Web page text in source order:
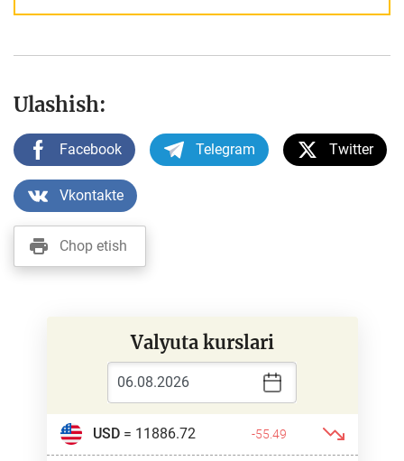
Ulashish:
Facebook Telegram Twitter
Vkontakte
Chop etish
Valyuta kurslari
USD= 11886.72 -55.49